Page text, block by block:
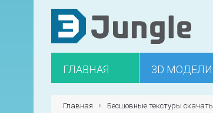
ГЛАВНАЯ 3D МОДЕЛИ
Главная Бесшовные текстуры скачать